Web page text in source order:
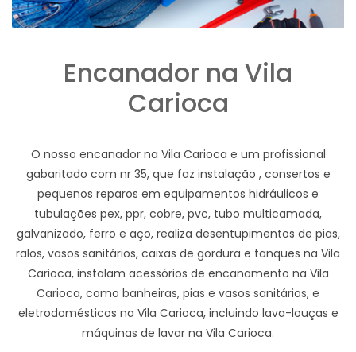
Encanador na Vila
Carioca
O nosso encanador na Vila Carioca e um profissional
gabaritado com nr 35, que faz instalação , consertos e
pequenos reparos em equipamentos hidráulicos e
tubulações pex, ppr, cobre, pvc, tubo multicamada,
galvanizado, ferro e aço, realiza desentupimentos de pias,
ralos, vasos sanitários, caixas de gordura e tanques na Vila
Carioca, instalam acessórios de encanamento na Vila
Carioca, como banheiras, pias e vasos sanitários, e
eletrodomésticos na Vila Carioca, incluindo lava-louças e
máquinas de lavar na Vila Carioca.